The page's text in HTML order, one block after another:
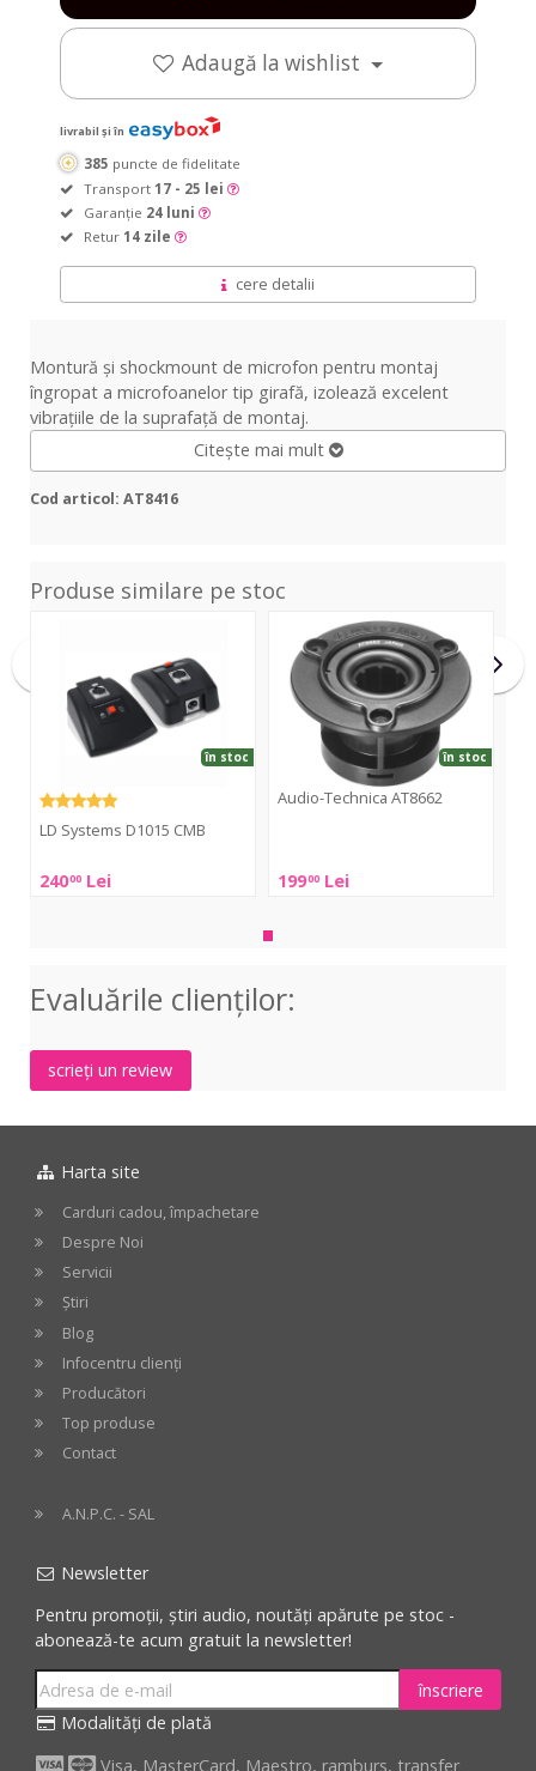
Adaugă la wishlist
livrabil și în
385 puncte de fidelitate
Transport 17 - 25 lei
Garanție 24 luni
Retur 14 zile
cere detalii
Montură și shockmount de microfon pentru montaj
îngropat a microfoanelor tip girafă, izolează excelent
vibrațiile de la suprafață de montaj.
Citește mai mult
Cod articol: AT8416
Produse similare pe stoc
LD Systems D1015 CMB
24000 Lei
în stoc
LD
Audio-Technica AT8662
19900 Lei
în stoc
Technica
Evaluările clienţilor:
scrieți un review
Harta site
Carduri cadou, împachetare
Despre Noi
Servicii
Știri
Blog
Infocentru clienți
Producători
Top produse
Contact
A.N.P.C. - SAL
Newsletter
Pentru promoții, știri audio, noutăți apărute pe stoc -
abonează-te acum gratuit la newsletter!
înscriere
Modalități de plată
Visa, MasterCard, Maestro, ramburs, transfer